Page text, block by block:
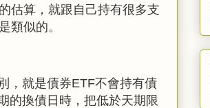
估算，就跟自己持有很多支
類似的。
，就是債券ETF不會持有債
的換債日時，把低於天期限